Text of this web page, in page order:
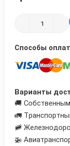
Способы
Варианты
🚚
🚛
🚞
🚁
Трубы в ВУС